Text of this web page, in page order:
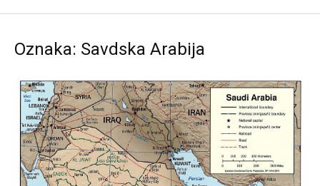
Oznaka: Savdska Arabija